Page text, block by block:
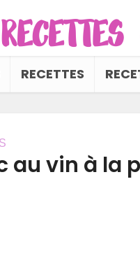
RECETTES
au vin à la